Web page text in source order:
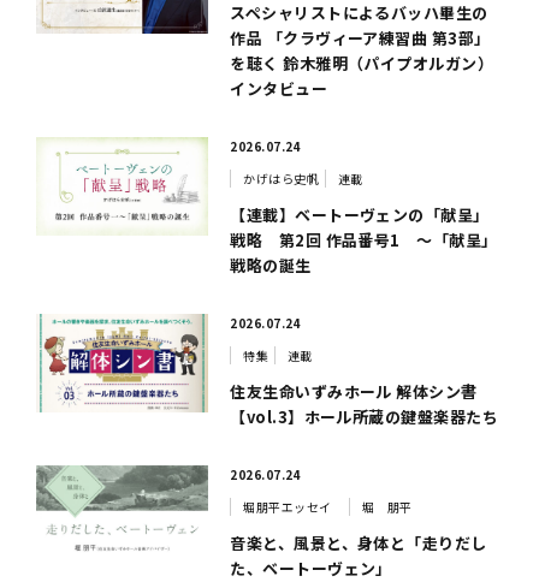
スペシャリストによるバッハ畢生の
作品 「クラヴィーア練習曲 第3部」
を聴く 鈴木雅明（パイプオルガン）
インタビュー
2026.07.24
かげはら史帆
連載
【連載】ベートーヴェンの「献呈」
戦略 第2回 作品番号1 ～「献呈」
戦略の誕生
2026.07.24
特集
連載
住友生命いずみホール 解体シン書
【vol.3】ホール所蔵の鍵盤楽器たち
2026.07.24
堀朋平エッセイ
堀 朋平
音楽と、風景と、身体と「走りだし
た、ベートーヴェン」